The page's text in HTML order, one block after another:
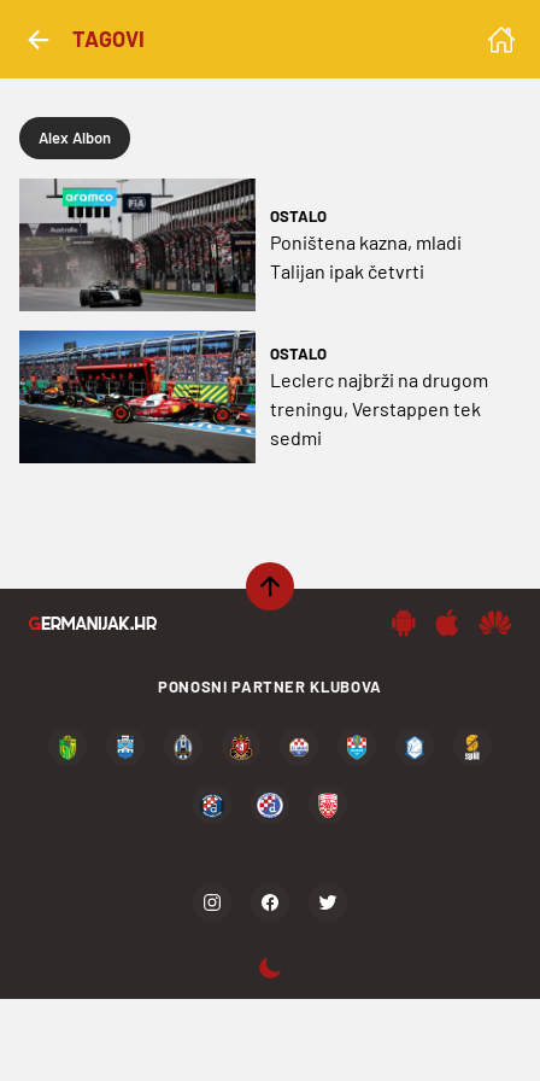
TAGOVI
Alex Albon
OSTALO
Poništena kazna, mladi
Talijan ipak četvrti
OSTALO
Leclerc najbrži na drugom
treningu, Verstappen tek
sedmi
PONOSNI PARTNER KLUBOVA